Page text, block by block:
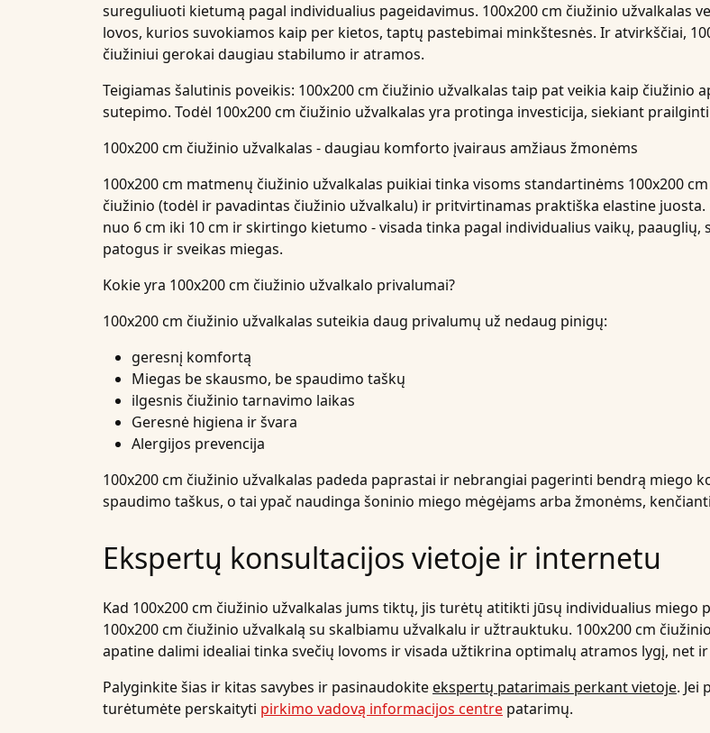
sureguliuoti kietumą pagal individualius pageidavimus. 100x200 cm čiužinio užvalkalas
lovos, kurios suvokiamos kaip per kietos, taptų pastebimai minkštesnės. Ir atvirkščiai,
čiužiniui gerokai daugiau stabilumo ir atramos.
Teigiamas šalutinis poveikis: 100x200 cm čiužinio užvalkalas taip pat veikia kaip
sutepimo. Todėl 100x200 cm čiužinio užvalkalas yra protinga investicija, siekiant
100x200 cm čiužinio užvalkalas - daugiau komforto įvairaus amžiaus žmonėms
100x200 cm matmenų čiužinio užvalkalas puikiai tinka visoms standartinėms 100x200
čiužinio (todėl ir pavadintas čiužinio užvalkalu) ir pritvirtinamas praktiška elastine
nuo 6 cm iki 10 cm ir skirtingo kietumo - visada tinka pagal individualius vaikų,
patogus ir sveikas miegas.
Kokie yra 100x200 cm čiužinio užvalkalo privalumai?
100x200 cm čiužinio užvalkalas suteikia daug privalumų už nedaug pinigų:
geresnį komfortą
Miegas be skausmo, be spaudimo taškų
ilgesnis čiužinio tarnavimo laikas
Geresnė higiena ir švara
Alergijos prevencija
100x200 cm čiužinio užvalkalas padeda paprastai ir nebrangiai pagerinti bendrą miego
spaudimo taškus, o tai ypač naudinga šoninio miego mėgėjams arba žmonėms,
Ekspertų konsultacijos vietoje ir internetu
Kad 100x200 cm čiužinio užvalkalas jums tiktų, jis turėtų atitikti jūsų individualius miego
100x200 cm čiužinio užvalkalą su skalbiamu užvalkalu ir užtrauktuku. 100x200 cm
apatine dalimi idealiai tinka svečių lovoms ir visada užtikrina optimalų atramos lygį, net
Palyginkite šias ir kitas savybes ir pasinaudokiteekspertų patarimais perkant vietoje. Jei
turėtumėte perskaityti pirkimo vadovą informacijos centre patarimų.